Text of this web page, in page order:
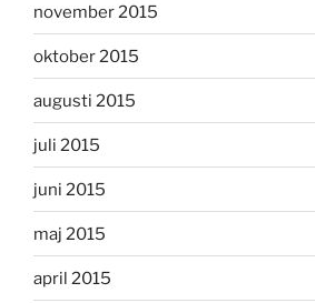
november 2015
oktober 2015
augusti 2015
juli 2015
juni 2015
maj 2015
april 2015